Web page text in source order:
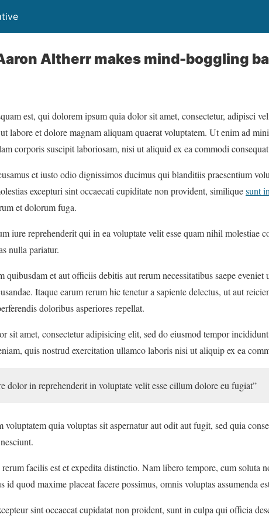
Altherr makes mind-boggling
est, qui dolorem ipsum quia dolor sit amet, consectetur, adipisci
labore et dolore magnam aliquam quaerat voluptatem. Ut enim ad
corporis suscipit laboriosam, nisi ut aliquid ex ea commodi
et iusto odio dignissimos ducimus qui blanditiis praesentium
excepturi sint occaecati cupiditate non provident, similiquesunt
et dolorum fuga.
iure reprehenderit qui in ea voluptate velit esse quam nihil molestiae
nulla pariatur.
quibusdam et aut officiis debitis aut rerum necessitatibus saepe eveniet
Itaque earum rerum hic tenetur a sapiente delectus, ut aut
doloribus asperiores repellat.
sit amet, consectetur adipisicing elit, sed do eiusmod tempor
quis nostrud exercitation ullamco laboris nisi ut aliquip ex ea
dolor in reprehenderit in voluptate velit esse cillum dolore eu fugiat”
voluptatem quia voluptas sit aspernatur aut odit aut fugit, sed quia
facilis est et expedita distinctio. Nam libero tempore, cum soluta
id quod maxime placeat facere possimus, omnis voluptas assumenda
sint occaecat cupidatat non proident, sunt in culpa qui officia